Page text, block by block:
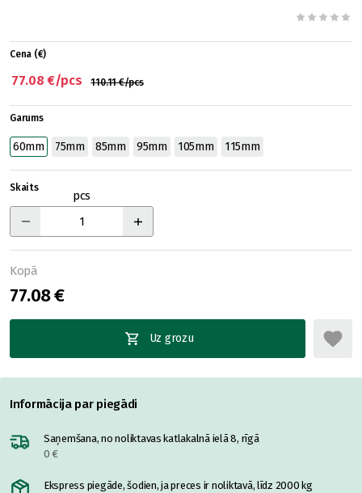
Cena (€)
110.11 €/pcs
77.08 €/pcs
Garums
60mm 75mm 85mm 95mm 105mm 115mm
Skaits
pcs
Kopā
77.08 €
Uz grozu
Informācija par piegādi
Saņemšana, no noliktavas katlakalnā ielā 8, rīgā
0 €
Ekspress piegāde, šodien, ja preces ir noliktavā, līdz 2000 kg